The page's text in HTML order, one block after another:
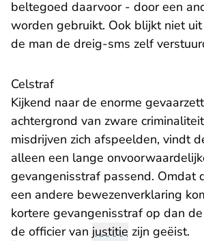
beltegoed daarvoor - door een
worden gebruikt. Ook blijkt niet
de man de dreig-sms zelf
Celstraf
Kijkend naar de enorme
achtergrond van zware
misdrijven zich afspeelden, vindt
alleen een lange
gevangenisstraf passend. Omdat
een andere bewezenverklaring
kortere gevangenisstraf op dan
de officier van justitie zijn geëist.